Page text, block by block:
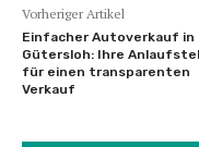
Vorheriger Artikel
Einfacher Autoverkauf in
Gütersloh: Ihre
für einen transparenten
Verkauf